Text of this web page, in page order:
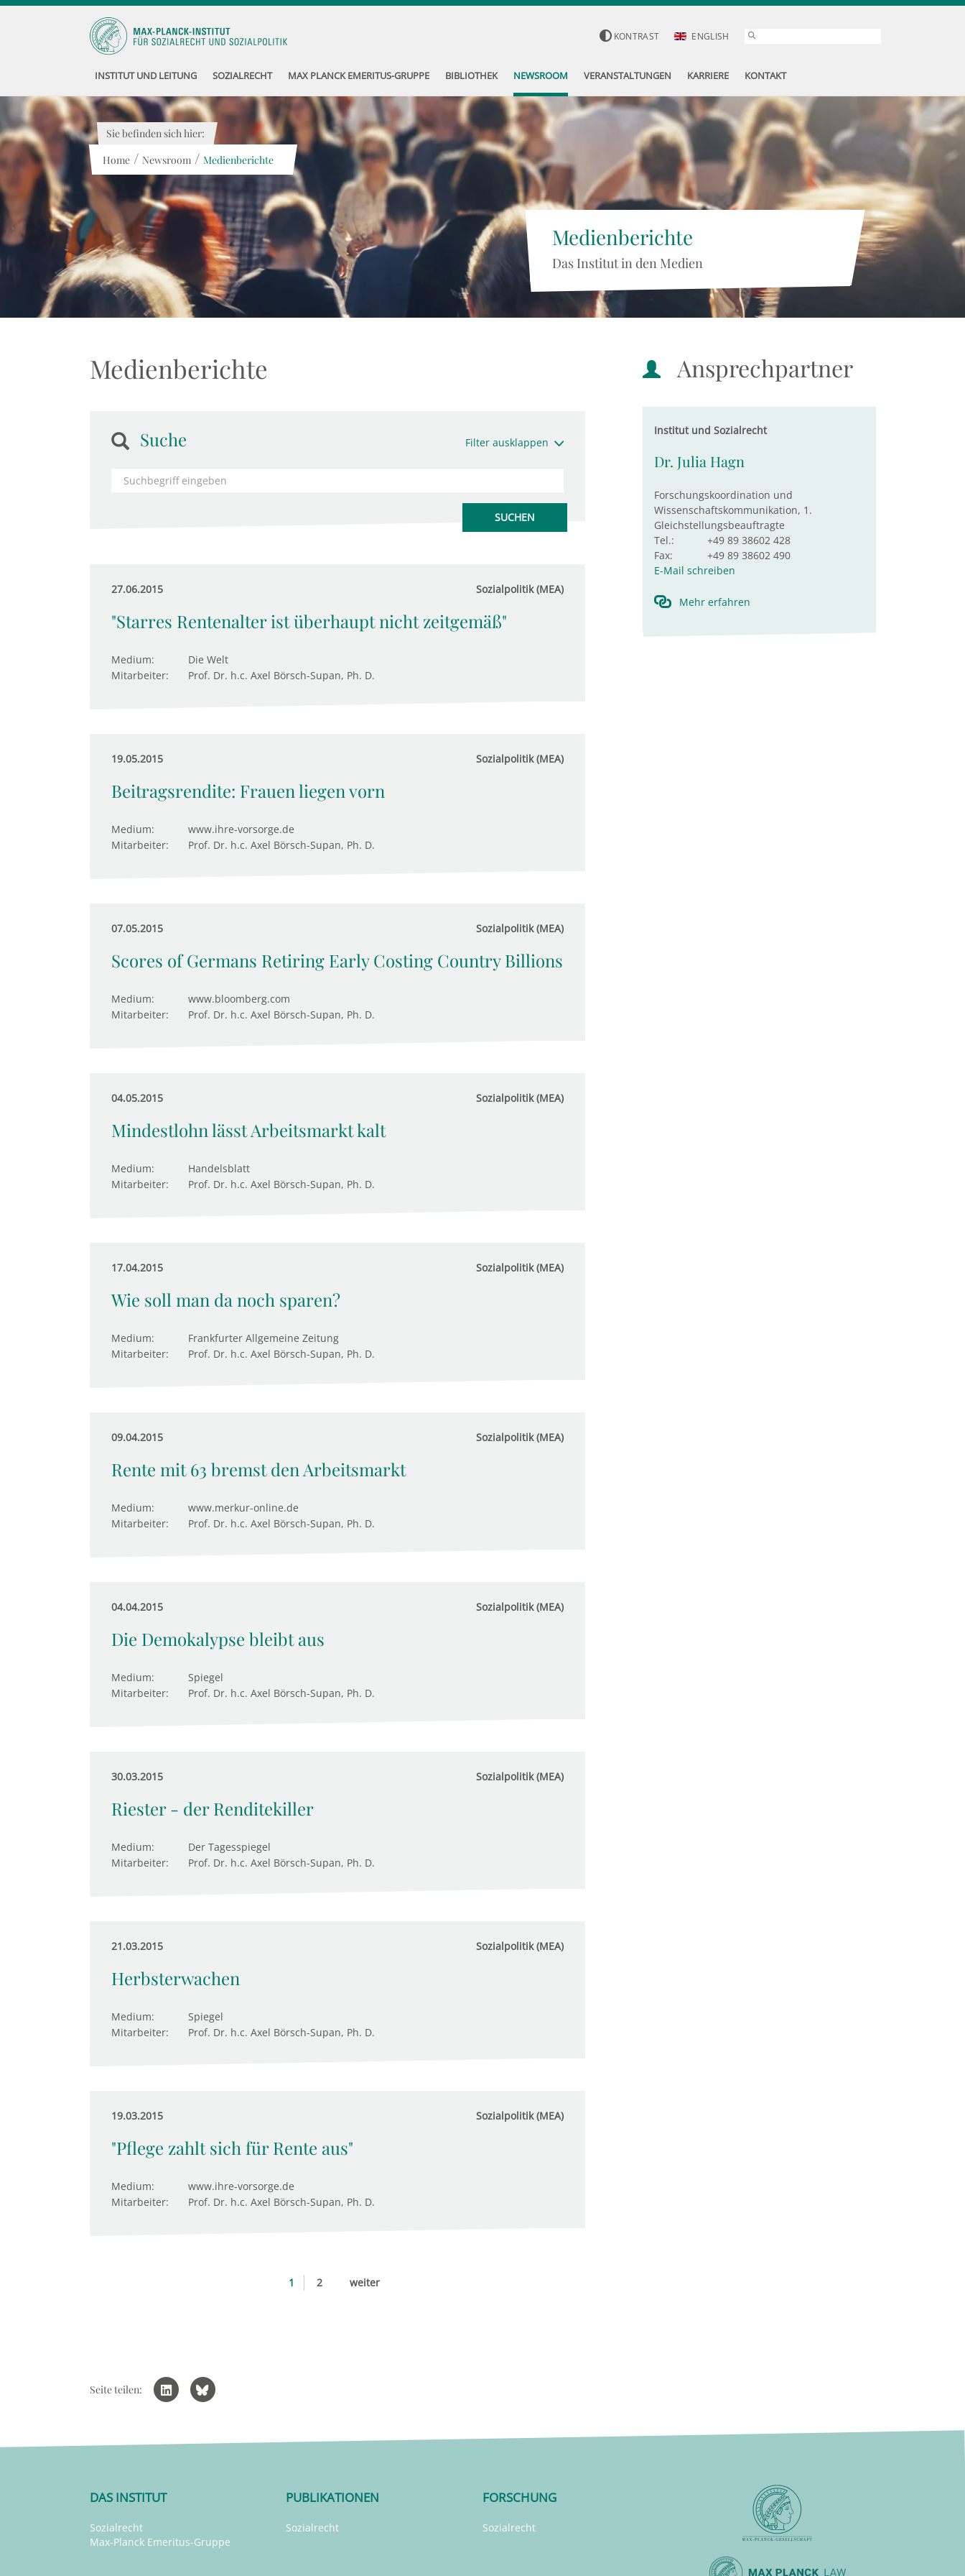
KONTRAST ENGLISH
INSTITUT UND LEITUNG SOZIALRECHT MAX PLANCK EMERITUS-GRUPPE BIBLIOTHEK NEWSROOM VERANSTALTUNGEN KARRIERE KONTAKT
Medienberichte
Das Institut in den Medien
Sie befinden sich hier:
Home / Newsroom / Medienberichte
Medienberichte
Suche Filter ausklappen
27.06.2015 Sozialpolitik (MEA)
"Starres Rentenalter ist überhaupt nicht zeitgemäß"
Medium:
Die Welt
Mitarbeiter:
Prof. Dr. h.c. Axel Börsch-Supan, Ph. D.
19.05.2015 Sozialpolitik (MEA)
Beitragsrendite: Frauen liegen vorn
Medium:
www.ihre-vorsorge.de
Mitarbeiter:
Prof. Dr. h.c. Axel Börsch-Supan, Ph. D.
07.05.2015 Sozialpolitik (MEA)
Scores of Germans Retiring Early Costing Country Billions
Medium:
www.bloomberg.com
Mitarbeiter:
Prof. Dr. h.c. Axel Börsch-Supan, Ph. D.
04.05.2015 Sozialpolitik (MEA)
Mindestlohn lässt Arbeitsmarkt kalt
Medium:
Handelsblatt
Mitarbeiter:
Prof. Dr. h.c. Axel Börsch-Supan, Ph. D.
17.04.2015 Sozialpolitik (MEA)
Wie soll man da noch sparen?
Medium:
Frankfurter Allgemeine Zeitung
Mitarbeiter:
Prof. Dr. h.c. Axel Börsch-Supan, Ph. D.
09.04.2015 Sozialpolitik (MEA)
Rente mit 63 bremst den Arbeitsmarkt
Medium:
www.merkur-online.de
Mitarbeiter:
Prof. Dr. h.c. Axel Börsch-Supan, Ph. D.
04.04.2015 Sozialpolitik (MEA)
Die Demokalypse bleibt aus
Medium:
Spiegel
Mitarbeiter:
Prof. Dr. h.c. Axel Börsch-Supan, Ph. D.
30.03.2015 Sozialpolitik (MEA)
Riester - der Renditekiller
Medium:
Der Tagesspiegel
Mitarbeiter:
Prof. Dr. h.c. Axel Börsch-Supan, Ph. D.
21.03.2015 Sozialpolitik (MEA)
Herbsterwachen
Medium:
Spiegel
Mitarbeiter:
Prof. Dr. h.c. Axel Börsch-Supan, Ph. D.
19.03.2015 Sozialpolitik (MEA)
"Pflege zahlt sich für Rente aus"
Medium:
www.ihre-vorsorge.de
Mitarbeiter:
Prof. Dr. h.c. Axel Börsch-Supan, Ph. D.
1 2 weiter
Ansprechpartner
Institut und Sozialrecht
Dr. Julia Hagn
Forschungskoordination und
Wissenschaftskommunikation, 1.
Gleichstellungsbeauftragte
Tel.:
+49 89 38602 428
Fax:
+49 89 38602 490
E-Mail schreiben
Mehr erfahren
Seite teilen:
DAS INSTITUT
Sozialrecht
Max-Planck Emeritus-Gruppe
PUBLIKATIONEN
Sozialrecht
FORSCHUNG
Sozialrecht